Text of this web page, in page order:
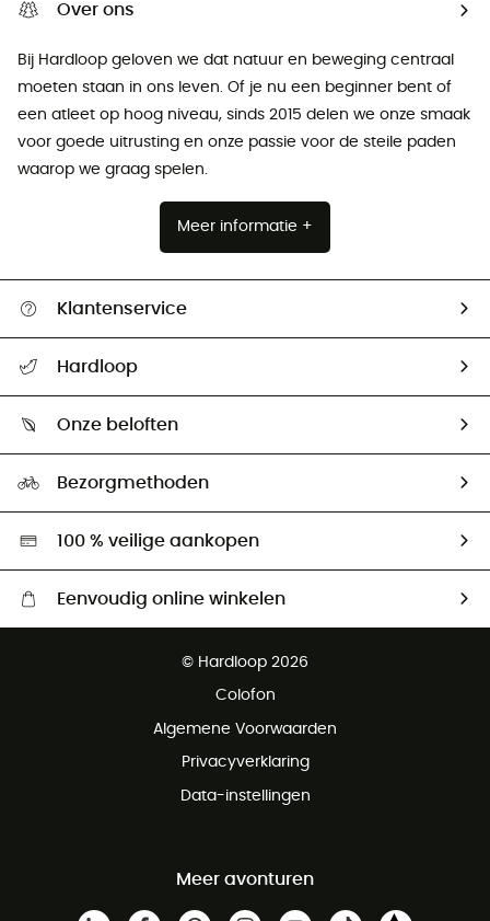
Over ons
Bij Hardloop geloven we dat natuur en beweging centraal
moeten staan ​​in ons leven. Of je nu een beginner bent of
een atleet op hoog niveau, sinds 2015 delen we onze smaak
voor goede uitrusting en onze passie voor de steile paden
waarop we graag spelen.
Meer informatie +
Klantenservice
Mijn zending volgen
Retourzendingen & Terugbetalingen
Hardloop
Ambassadeurs
Onze beloften
Hardgreen
Bezorgmethoden
100 % veilige aankopen
Eenvoudig online winkelen
Gratis retourneren binnen 100 dagen
© Hardloop 2026
Colofon
Algemene Voorwaarden
Privacyverklaring
Data-instellingen
Meer avonturen